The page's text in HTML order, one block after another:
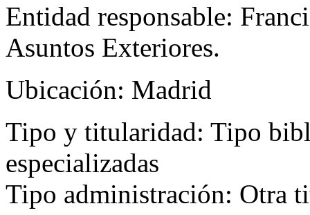
Entidad responsable:
Asuntos Exteriores.
Ubicación: Madrid
Tipo y titularidad: Tipo
especializadas
Tipo administración: Otra